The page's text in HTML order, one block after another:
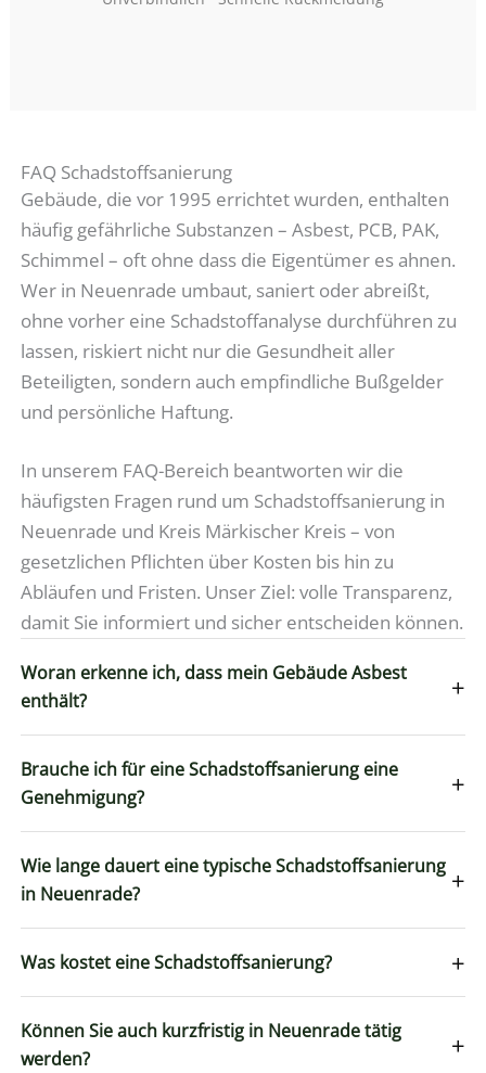
FAQ Schadstoffsanierung
Gebäude, die vor 1995 errichtet wurden, enthalten
häufig gefährliche Substanzen – Asbest, PCB, PAK,
Schimmel – oft ohne dass die Eigentümer es ahnen.
Wer in Neuenrade umbaut, saniert oder abreißt,
ohne vorher eine Schadstoffanalyse durchführen zu
lassen, riskiert nicht nur die Gesundheit aller
Beteiligten, sondern auch empfindliche Bußgelder
und persönliche Haftung.
In unserem FAQ-Bereich beantworten wir die
häufigsten Fragen rund um Schadstoffsanierung in
Neuenrade und Kreis Märkischer Kreis – von
gesetzlichen Pflichten über Kosten bis hin zu
Abläufen und Fristen. Unser Ziel: volle Transparenz,
damit Sie informiert und sicher entscheiden können.
Woran erkenne ich, dass mein Gebäude Asbest
enthält?
+
Brauche ich für eine Schadstoffsanierung eine
Genehmigung?
+
Wie lange dauert eine typische Schadstoffsanierung
in Neuenrade?
+
Was kostet eine Schadstoffsanierung? +
Können Sie auch kurzfristig in Neuenrade tätig
werden?
+